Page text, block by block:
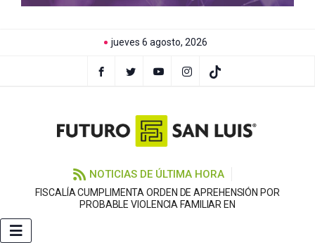
jueves 6 agosto, 2026
NOTICIAS DE ÚLTIMA HORA
FISCALÍA CUMPLIMENTA ORDEN DE APREHENSIÓN POR
PROBABLE VIOLENCIA FAMILIAR EN